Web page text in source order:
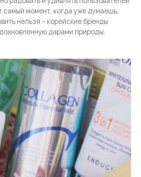
самый момент, когда уже думаешь,
нельзя – корейские бренды
дарами природы.